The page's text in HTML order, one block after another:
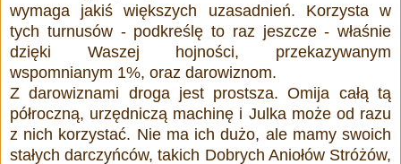
wymaga jakiś większych uzasadnień. Korzysta w
tych turnusów - podkreślę to raz jeszcze - właśnie
dzięki Waszej hojności, przekazywanym
wspomnianym 1%, oraz darowiznom.
Z darowiznami droga jest prostsza. Omija całą tą
półroczną, urzędniczą machinę i Julka może od razu
z nich korzystać. Nie ma ich dużo, ale mamy swoich
stałych darczyńców, takich Dobrych Aniołów Stróżów,